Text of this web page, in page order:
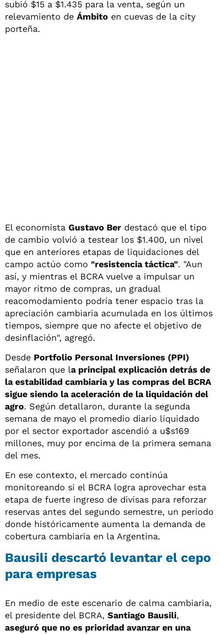
subió $15 a $1.435 para la venta, según un
relevamiento de Ámbito en cuevas de la city
porteña.
El economista Gustavo Ber destacó que el tipo
de cambio volvió a testear los $1.400, un nivel
que en anteriores etapas de liquidaciones del
campo actúo como "resistencia táctica". "Aun
así, y mientras el BCRA vuelve a impulsar un
mayor ritmo de compras, un gradual
reacomodamiento podría tener espacio tras la
apreciación cambiaria acumulada en los últimos
tiempos, siempre que no afecte el objetivo de
desinflación", agregó.
Desde Portfolio Personal Inversiones (PPI)
señalaron que la principal explicación detrás de
la estabilidad cambiaria y las compras del BCRA
sigue siendo la aceleración de la liquidación del
agro. Según detallaron, durante la segunda
semana de mayo el promedio diario liquidado
por el sector exportador ascendió a u$s169
millones, muy por encima de la primera semana
del mes.
En ese contexto, el mercado continúa
monitoreando si el BCRA logra aprovechar esta
etapa de fuerte ingreso de divisas para reforzar
reservas antes del segundo semestre, un período
donde históricamente aumenta la demanda de
cobertura cambiaria en la Argentina.
Bausili descartó levantar el cepo
para empresas
En medio de este escenario de calma cambiaria,
el presidente del BCRA, Santiago Bausili,
aseguró que no es prioridad avanzar en una